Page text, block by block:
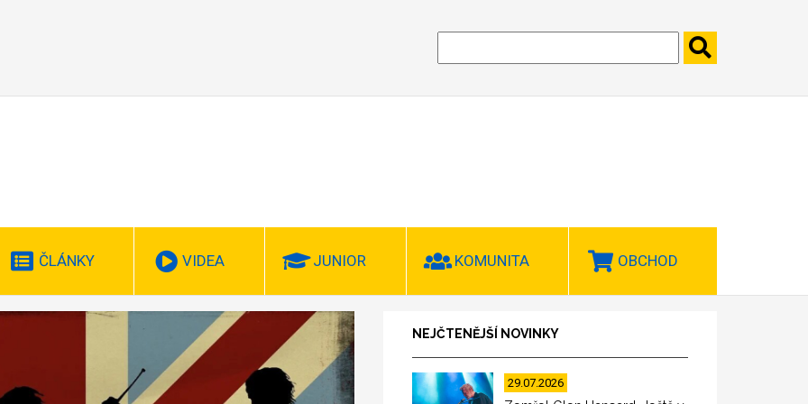
ČLÁNKY VIDEA JUNIOR KOMUNITA OBCHOD
NEJČTENĚJŠÍ NOVINKY
29.07.2026